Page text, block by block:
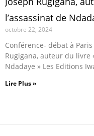
l’assassinat de
octobre 22, 2024
Conférence- débat à
Rugigana, auteur du livre
Ndadaye » Les Editions
Lire Plus »